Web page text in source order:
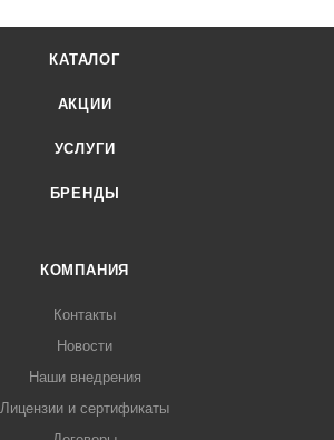
КАТАЛОГ
АКЦИИ
УСЛУГИ
БРЕНДЫ
КОМПАНИЯ
Контакты
Новости
Наши внедрения
Лицензии и сертификаты